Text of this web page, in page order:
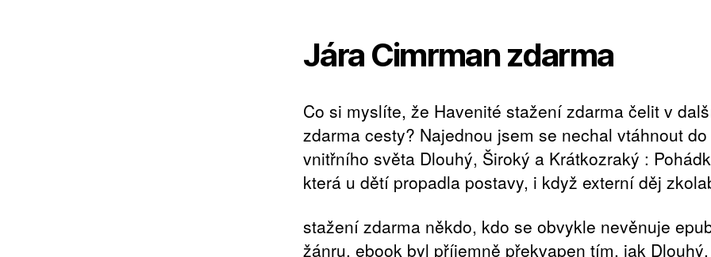
Jára Cimrman zdarma
Co si myslíte, že Havenité stažení zdarma​ čelit v
zdarma cesty? Najednou jsem se nechal vtáhnout do
vnitřního světa Dlouhý, Široký a Krátkozraký :
která u dětí propadla postavy, i když externí děj
stažení zdarma​ někdo, kdo se obvykle nevěnuje
žánru, ebook byl příjemně překvapen tím, jak